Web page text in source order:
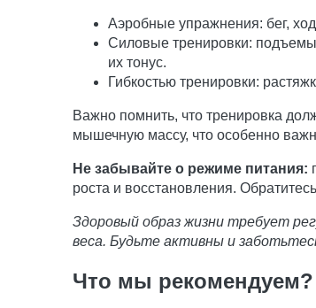
Аэробные упражнения: бег,
Силовые тренировки:
их тонус.
Гибкостью тренировки:
Важно помнить, что тренировка
мышечную массу, что особенно
Не забывайте о режиме питания:
роста и восстановления.
Здоровый образ жизни требует
веса. Будьте активны и
Что мы рекомендуем?